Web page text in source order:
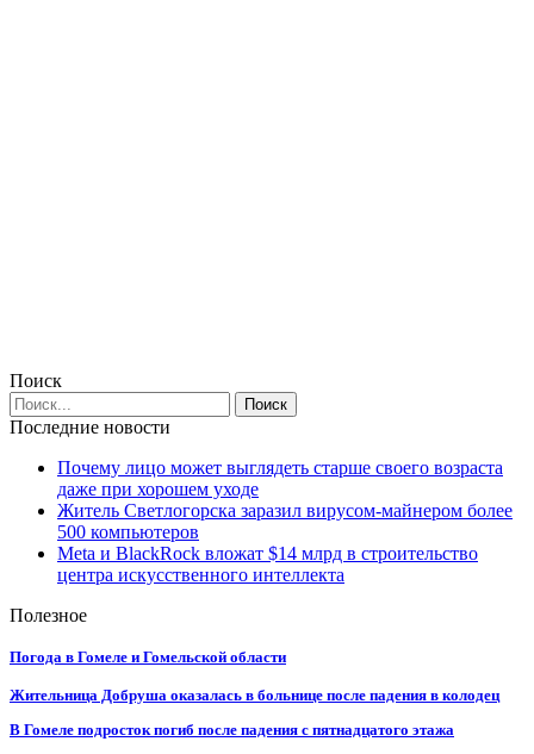
Поиск
Последние новости
Почему лицо может выглядеть старше своего возраста
даже при хорошем уходе
Житель Светлогорска заразил вирусом-майнером более
500 компьютеров
Meta и BlackRock вложат $14 млрд в строительство
центра искусственного интеллекта
Полезное
Погода в Гомеле и Гомельской области
Жительница Добруша оказалась в больнице после падения в колодец
В Гомеле подросток погиб после падения с пятнадцатого этажа